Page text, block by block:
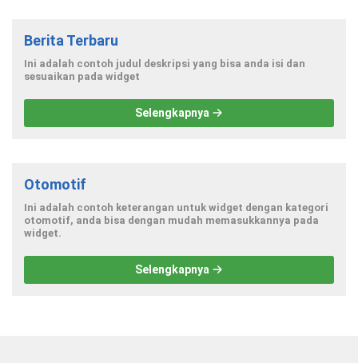
Berita Terbaru
Ini adalah contoh judul deskripsi yang bisa anda isi dan
sesuaikan pada widget
Selengkapnya
Otomotif
Ini adalah contoh keterangan untuk widget dengan kategori
otomotif, anda bisa dengan mudah memasukkannya pada
widget.
Selengkapnya